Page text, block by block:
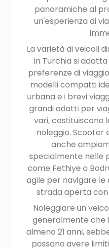
panoramiche al
un'esperienza di
La varietà di veicoli
in Turchia si
preferenze di
modelli compatti
urbana e i brevi
grandi adatti per
vari, costituiscono
noleggio.
anche
specialmente nelle
come Fethiye o
agile per navigare le
strada aperta
Noleggiare un
generalmente che
almeno 21 anni,
possano avere